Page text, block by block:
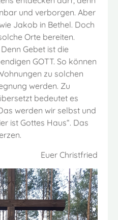
und verborgen. Aber
Jakob in Bethel. Doch
Orte bereiten.
Gebet ist die
GOTT. So können
zu solchen
werden. Zu
bedeutet es
werden wir selbst und
ist Gottes Haus“. Das
Euer Christfried